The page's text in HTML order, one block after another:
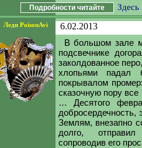
Подробности читайте Здесь
Леди PoisonAvi
6.02.2013
В большом зале
подсвечнике
заколдованное
хлопьями падал
покрывалом
сказочную пору
… Десятого
Землям, внезапно
долго, отправил
сопроводив его